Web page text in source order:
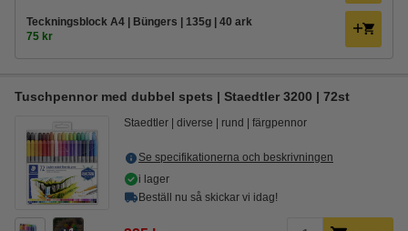
Teckningsblock A4 | Büngers | 135g | 40 ark
75 kr
Tuschpennor med dubbel spets | Staedtler 3200 | 72st
Staedtler diverse rund färgpennor
Se specifikationerna och beskrivningen
i lager
Beställ nu så skickar vi idag!